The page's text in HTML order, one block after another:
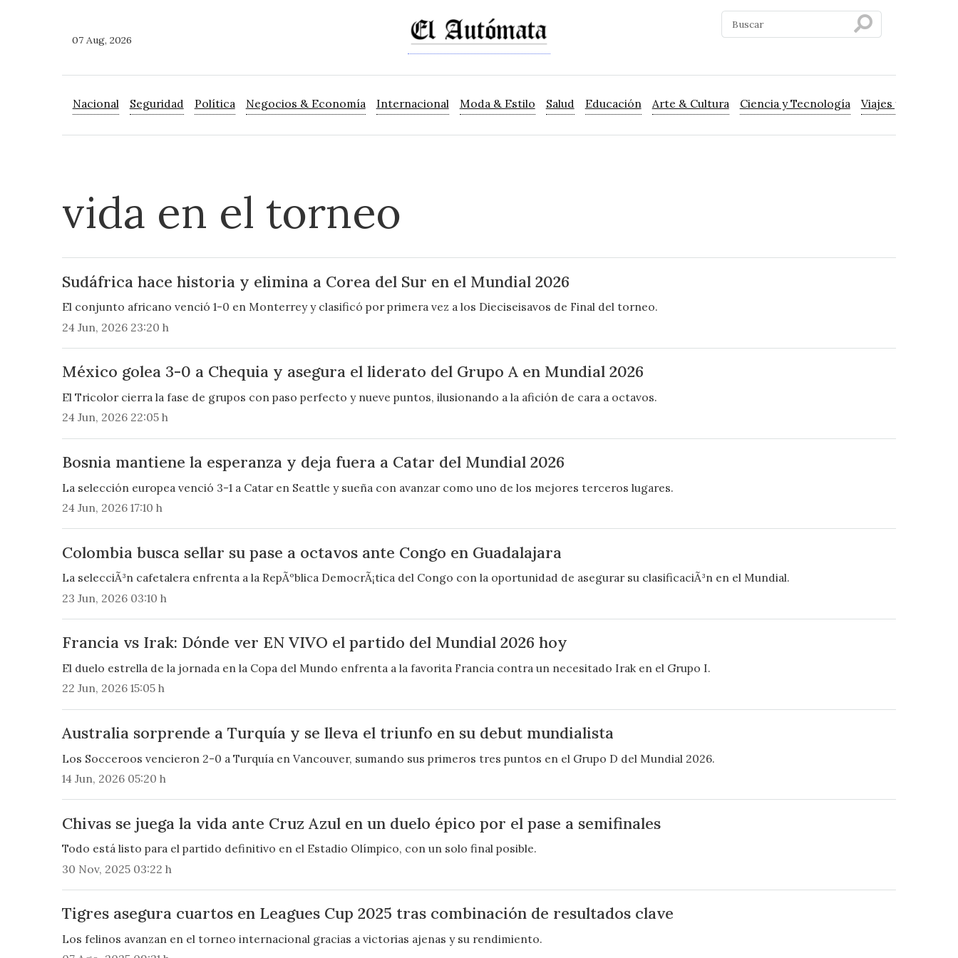
07 Aug, 2026
Nacional Seguridad Política Negocios & Economía Internacional Moda & Estilo Salud Educación Arte & Cultura Ciencia y Tecnología Viajes y Turismo
vida en el torneo
Sudáfrica hace historia y elimina a Corea del Sur en el Mundial 2026
El conjunto africano venció 1-0 en Monterrey y clasificó por primera vez a los Dieciseisavos de Final del torneo.
24 Jun, 2026 23:20 h
México golea 3-0 a Chequia y asegura el liderato del Grupo A en Mundial 2026
El Tricolor cierra la fase de grupos con paso perfecto y nueve puntos, ilusionando a la afición de cara a octavos.
24 Jun, 2026 22:05 h
Bosnia mantiene la esperanza y deja fuera a Catar del Mundial 2026
La selección europea venció 3-1 a Catar en Seattle y sueña con avanzar como uno de los mejores terceros lugares.
24 Jun, 2026 17:10 h
Colombia busca sellar su pase a octavos ante Congo en Guadalajara
La selecciÃ³n cafetalera enfrenta a la RepÃºblica DemocrÃ¡tica del Congo con la oportunidad de asegurar su clasificaciÃ³n en el Mundial.
23 Jun, 2026 03:10 h
Francia vs Irak: Dónde ver EN VIVO el partido del Mundial 2026 hoy
El duelo estrella de la jornada en la Copa del Mundo enfrenta a la favorita Francia contra un necesitado Irak en el Grupo I.
22 Jun, 2026 15:05 h
Australia sorprende a Turquía y se lleva el triunfo en su debut mundialista
Los Socceroos vencieron 2-0 a Turquía en Vancouver, sumando sus primeros tres puntos en el Grupo D del Mundial 2026.
14 Jun, 2026 05:20 h
Chivas se juega la vida ante Cruz Azul en un duelo épico por el pase a semifinales
Todo está listo para el partido definitivo en el Estadio Olímpico, con un solo final posible.
30 Nov, 2025 03:22 h
Tigres asegura cuartos en Leagues Cup 2025 tras combinación de resultados clave
Los felinos avanzan en el torneo internacional gracias a victorias ajenas y su rendimiento.